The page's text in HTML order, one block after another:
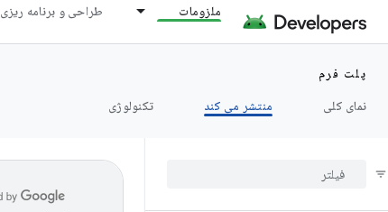
ملزومات طراحی و برنامه ریزی
پلت فرم
نمای کلی
منتشر می کند تکنولوژی